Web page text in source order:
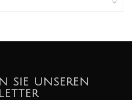
SIE UNSEREN